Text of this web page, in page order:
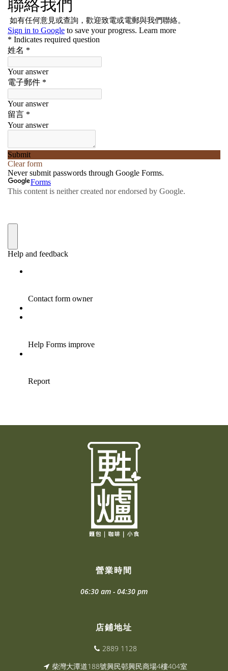
營業時間
06:30 am - 04:30 pm
店鋪地址
2889 1128
柴灣大潭道188號興民邨興民商場4樓404室